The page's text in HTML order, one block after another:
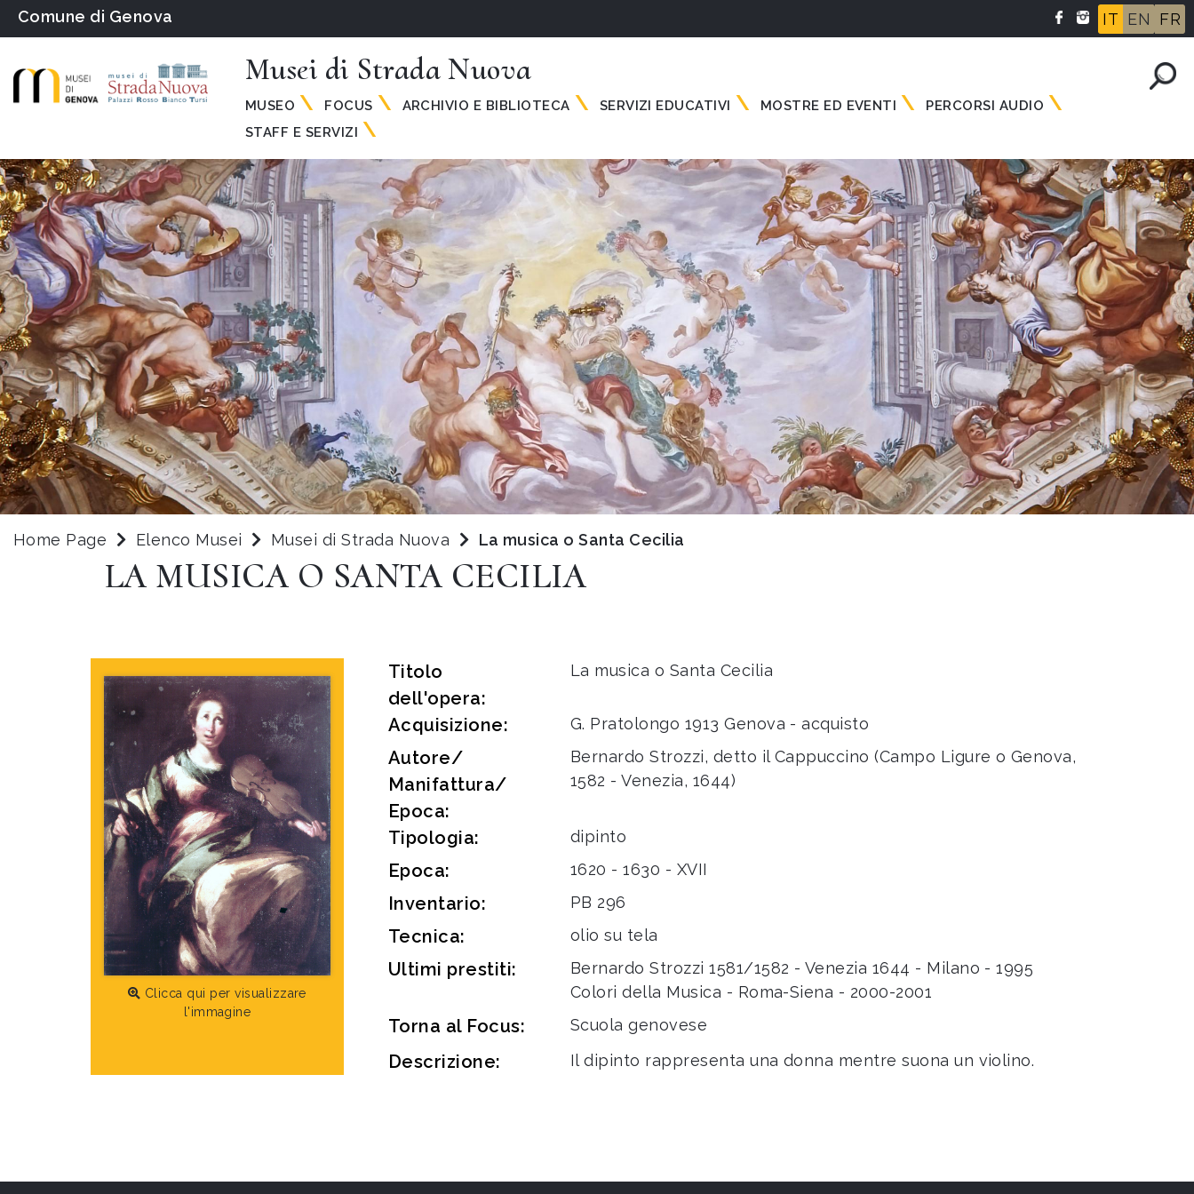
Comune di Genova IT EN FR
Musei di Strada Nuova
MUSEO FOCUS ARCHIVIO E BIBLIOTECA SERVIZI EDUCATIVI MOSTRE ED EVENTI
PERCORSI AUDIO
STAFF E SERVIZI
Home Page Elenco Musei Musei di Strada Nuova La musica o Santa Cecilia
LA MUSICA O SANTA CECILIA
Clicca qui per visualizzare
l'immagine
Titolo
dell'opera:
La musica o Santa Cecilia
Acquisizione: G. Pratolongo 1913 Genova - acquisto
Autore/
Manifattura/
Epoca:
Bernardo Strozzi, detto il Cappuccino (Campo Ligure o Genova,
1582 - Venezia, 1644)
Tipologia: dipinto
Epoca: 1620 - 1630 - XVII
Inventario: PB 296
Tecnica: olio su tela
Ultimi prestiti:
Bernardo Strozzi 1581/1582 - Venezia 1644 - Milano - 1995
Colori della Musica - Roma-Siena - 2000-2001
Torna al Focus: Scuola genovese
Descrizione: Il dipinto rappresenta una donna mentre suona un violino.